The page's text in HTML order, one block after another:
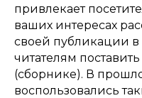
привлекает
ваших интересах
своей публикации
читателям
(сборнике). В
воспользовались